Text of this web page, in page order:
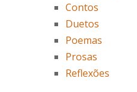
Contos
Duetos
Poemas
Prosas
Reflexões